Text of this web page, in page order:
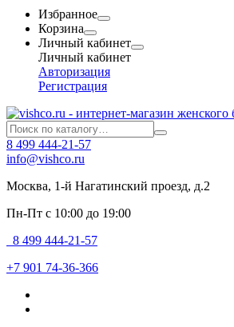
Избранное
Корзина
Личный кабинет
Личный кабинет
Авторизация
Регистрация
8 499 444-21-57
info@vishco.ru
Москва, 1-й Нагатинский проезд, д.2
Пн-Пт с 10:00 до 19:00
8 499 444-21-57
+7 901 74-36-366